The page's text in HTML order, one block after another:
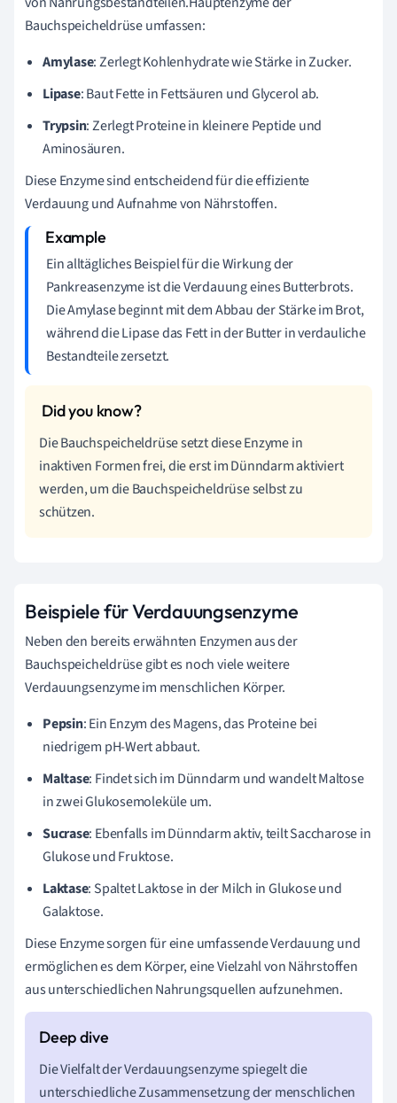
Bauchspeicheldrüse umfassen:
Amylase: Zerlegt Kohlenhydrate wie Stärke in Zucker.
Lipase: Baut Fette in Fettsäuren und Glycerol ab.
Trypsin: Zerlegt Proteine in kleinere Peptide und
Aminosäuren.
Diese Enzyme sind entscheidend für die effiziente
Verdauung und Aufnahme von Nährstoffen.
Ein alltägliches Beispiel für die Wirkung der
Pankreasenzyme ist die Verdauung eines Butterbrots.
Die Amylase beginnt mit dem Abbau der Stärke im Brot,
während die Lipase das Fett in der Butter in verdauliche
Bestandteile zersetzt.
Die Bauchspeicheldrüse setzt diese Enzyme in
inaktiven Formen frei, die erst im Dünndarm aktiviert
werden, um die Bauchspeicheldrüse selbst zu
schützen.
Beispiele für Verdauungsenzyme
Neben den bereits erwähnten Enzymen aus der
Bauchspeicheldrüse gibt es noch viele weitere
Verdauungsenzyme im menschlichen Körper.
Pepsin: Ein Enzym des Magens, das Proteine bei
niedrigem pH-Wert abbaut.
Maltase: Findet sich im Dünndarm und wandelt Maltose
in zwei Glukosemoleküle um.
Sucrase: Ebenfalls im Dünndarm aktiv, teilt Saccharose in
Glukose und Fruktose.
Laktase: Spaltet Laktose in der Milch in Glukose und
Galaktose.
Diese Enzyme sorgen für eine umfassende Verdauung und
ermöglichen es dem Körper, eine Vielzahl von Nährstoffen
aus unterschiedlichen Nahrungsquellen aufzunehmen.
Die Vielfalt der Verdauungsenzyme spiegelt die
unterschiedliche Zusammensetzung der menschlichen